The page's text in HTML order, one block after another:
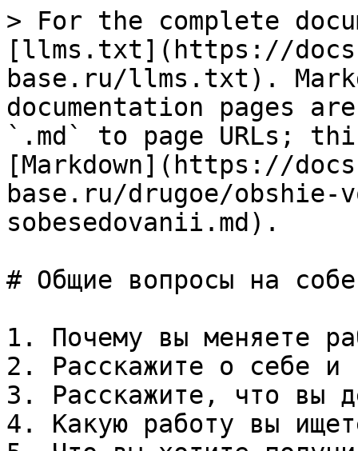
> For the complete
[llms.txt](https://
base.ru/llms.txt).
documentation pages
`.md` to page URLs;
[Markdown](https://
base.ru/drugoe/obshie-
sobesedovanii.md).
# Общие вопросы на
1. Почему вы меняете
2. Расскажите о себе и
3. Расскажите, что вы
4. Какую работу вы